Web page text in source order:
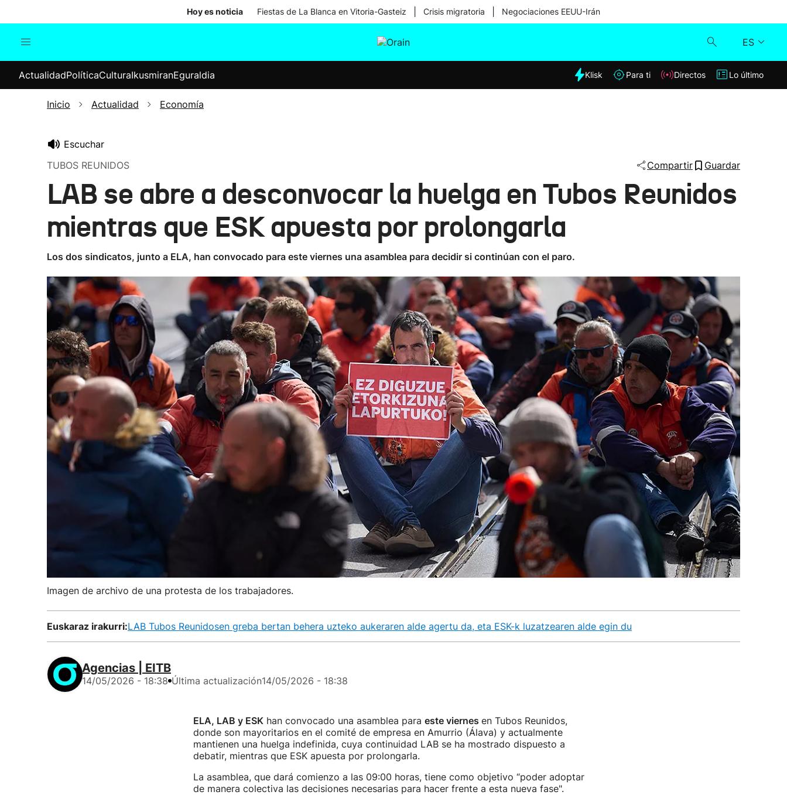
Hoy es noticia Fiestas de La Blanca en Vitoria-Gasteiz Crisis migratoria Negociaciones EEUU-Irán
ES
Internacional
Elecciones
Klisk
Lo último
ActualidadPolíticaCulturaIkusmiranEguraldia Klisk Para ti Directos Lo último
Inicio Actualidad Economía
Escuchar
TUBOS REUNIDOS
Compartir Guardar
LAB se abre a desconvocar la huelga en Tubos Reunidos
mientras que ESK apuesta por prolongarla
Los dos sindicatos, junto a ELA, han convocado para este viernes una asamblea para decidir si continúan con el paro.
Imagen de archivo de una protesta de los trabajadores.
Euskaraz irakurri:LAB Tubos Reunidosen greba bertan behera uzteko aukeraren alde agertu da, eta ESK-k luzatzearen alde egin du
Agencias | EITB
14/05/2026 - 18:38 Última actualización14/05/2026 - 18:38
ELA, LAB y ESKhan convocado una asamblea para este viernes en Tubos Reunidos,
donde son mayoritarios en el comité de empresa en Amurrio (Álava) y actualmente
mantienen una huelga indefinida, cuya continuidad LAB se ha mostrado dispuesto a
debatir, mientras que ESK apuesta por prolongarla.
La asamblea, que dará comienzo a las 09:00 horas, tiene como objetivo “poder adoptar
de manera colectiva las decisiones necesarias para hacer frente a esta nueva fase".